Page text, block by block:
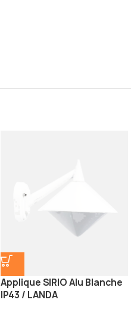
Applique SIRIO Alu Blanche
IP43 / LANDA